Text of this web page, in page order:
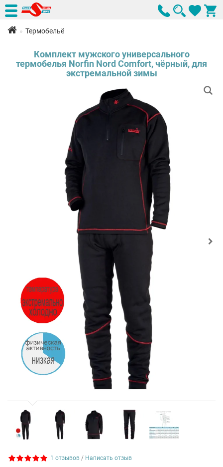
Термобельё
Комплект мужского универсального
термобелья Norfin Nord Comfort, чёрный, для
экстремальной зимы
1 отзывов / Написать отзыв